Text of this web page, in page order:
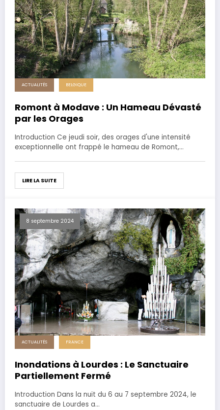
ACTUALITÉS BELGIQUE
Romont à Modave : Un Hameau Dévasté
par les Orages
Introduction Ce jeudi soir, des orages d'une intensité
exceptionnelle ont frappé le hameau de Romont,…
LIRE LA SUITE
8 septembre 2024
ACTUALITÉS FRANCE
Inondations à Lourdes : Le Sanctuaire
Partiellement Fermé
Introduction Dans la nuit du 6 au 7 septembre 2024, le
sanctuaire de Lourdes a…